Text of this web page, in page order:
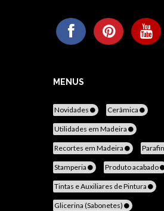
MENUS
Novidades Cerâmica
Utilidades em Madeira
Recortes em Madeira
Stamperia Produto acabado
Tintas e Auxiliares de Pintura
Glicerina (Sabonetes)